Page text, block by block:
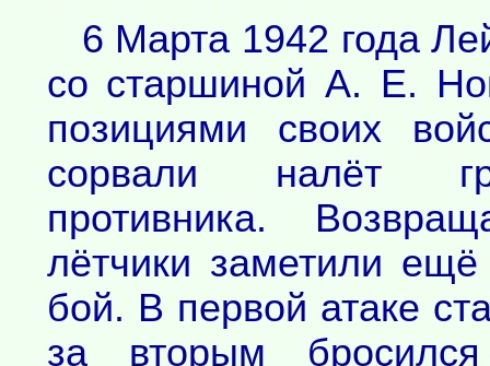
6 Марта 1942 года
со старшиной А. Е.
позициями своих
сорвали налёт
противника.
лётчики заметили
бой. В первой атаке
за вторым